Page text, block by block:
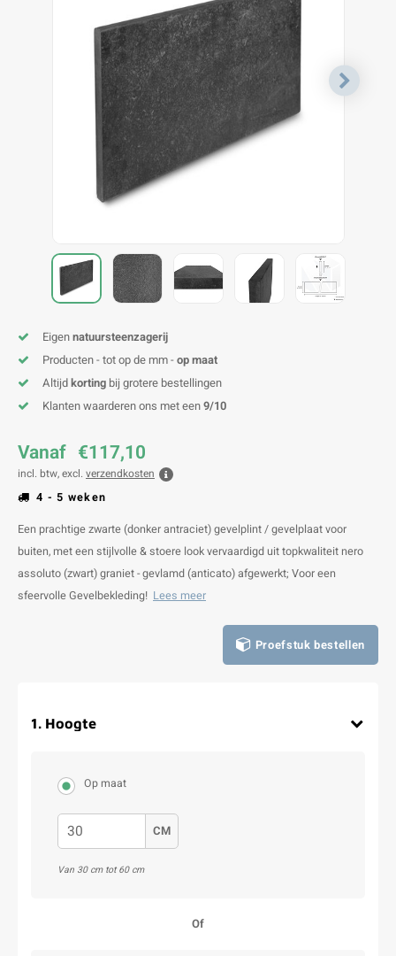
Eigennatuursteenzagerij
Producten - tot op de mm -op maat
Altijdkorting bij grotere bestellingen
Klanten waarderen ons met een9/10
Vanaf €117,10
incl. btw, excl. verzendkosten
4 - 5 weken
Een prachtige zwarte (donker antraciet) gevelplint / gevelplaat voor
buiten, met een stijlvolle & stoere look vervaardigd uit topkwaliteit nero
assoluto (zwart) graniet - gevlamd (anticato) afgewerkt; Voor een
sfeervolle Gevelbekleding! Lees meer
Proefstuk bestellen
1. Hoogte
Op maat
CM
Van 30 cm tot 60 cm
Of